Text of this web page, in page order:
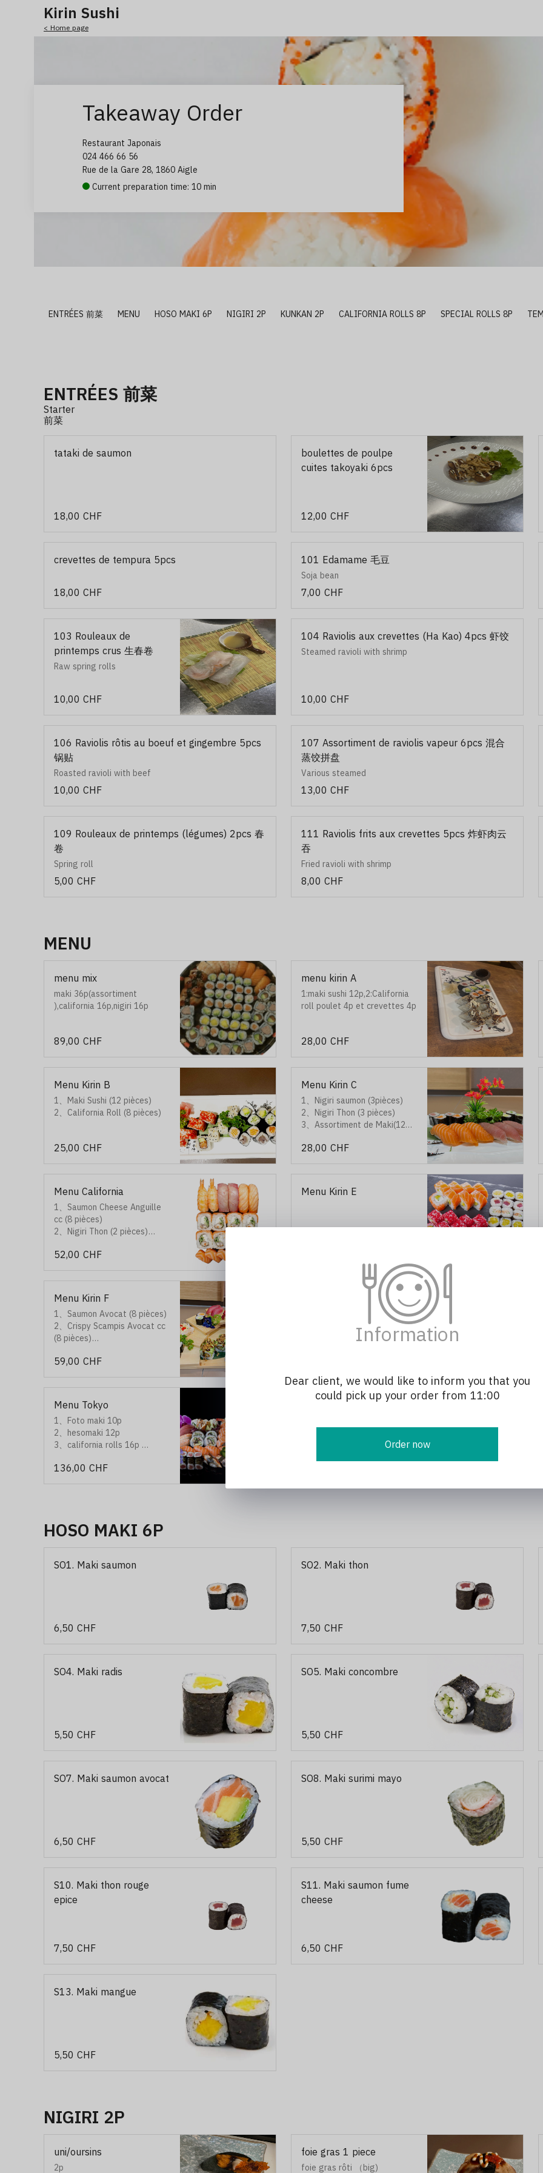
Kirin Sushi
< Home page
Takeaway Order
Restaurant Japonais
024 466 66 56
Rue de la Gare 28, 1860 Aigle
Current preparation time: 10 min
ENTRÉES 前菜 MENU HOSO MAKI 6P NIGIRI 2P KUNKAN 2P CALIFORNIA ROLLS 8P SPECIAL ROLLS 8P
Information
Dear client, we would like to inform you that you
could pick up your order from 11:00
Order now
ENTRÉES 前菜
Starter
前菜
tataki de saumon
18,00 CHF
boulettes de poulpe
cuites takoyaki 6pcs
12,00 CHF
crevettes de tempura 5pcs
18,00 CHF
101 Edamame 毛豆
Soja bean
7,00 CHF
103 Rouleaux de
printemps crus 生春卷
Raw spring rolls
10,00 CHF
104 Raviolis aux crevettes (Ha Kao) 4pcs 虾饺
Steamed ravioli with shrimp
10,00 CHF
106 Raviolis rôtis au boeuf et gingembre 5pcs
锅贴
Roasted ravioli with beef
10,00 CHF
107 Assortiment de raviolis vapeur 6pcs 混合
蒸饺拼盘
Various steamed
13,00 CHF
109 Rouleaux de printemps (légumes) 2pcs 春
卷
Spring roll
5,00 CHF
111 Raviolis frits aux crevettes 5pcs 炸虾肉云
吞
Fried ravioli with shrimp
8,00 CHF
MENU
menu mix
maki 36p(assortiment
),california 16p,nigiri 16p
89,00 CHF
menu kirin A
1:maki sushi 12p,2:California
roll poulet 4p et crevettes 4p
28,00 CHF
Menu Kirin B
1、Maki Sushi (12 pièces)
2、California Roll (8 pièces)
25,00 CHF
Menu Kirin C
1、Nigiri saumon (3pièces)
2、Nigiri Thon (3 pièces)
3、Assortiment de Maki(12
28,00 CHF
Menu California
1、Saumon Cheese Anguille
cc (8 pièces)
2、Nigiri Thon (2 pièces)
4、Nigiri Saumon (2 pièces)
52,00 CHF
Menu Kirin E
Menu Kirin F
1、Saumon Avocat (8 pièces)
2、Crispy Scampis Avocat cc
(8 pièces)
pièces)
59,00 CHF
Menu Tokyo
1、Foto maki 10p
2、hesomaki 12p
3、california rolls 16p
136,00 CHF
Menu Kirin H
2、Assortiment de maki (18
HOSO MAKI 6P
SO1. Maki saumon
6,50 CHF
SO2. Maki thon
7,50 CHF
SO4. Maki radis
5,50 CHF
SO5. Maki concombre
5,50 CHF
SO7. Maki saumon avocat
6,50 CHF
SO8. Maki surimi mayo
5,50 CHF
S10. Maki thon rouge
epice
7,50 CHF
S11. Maki saumon fume
cheese
6,50 CHF
S13. Maki mangue
5,50 CHF
NIGIRI 2P
uni/oursins
2p
foie gras 1 piece
foie gras rôti （big)